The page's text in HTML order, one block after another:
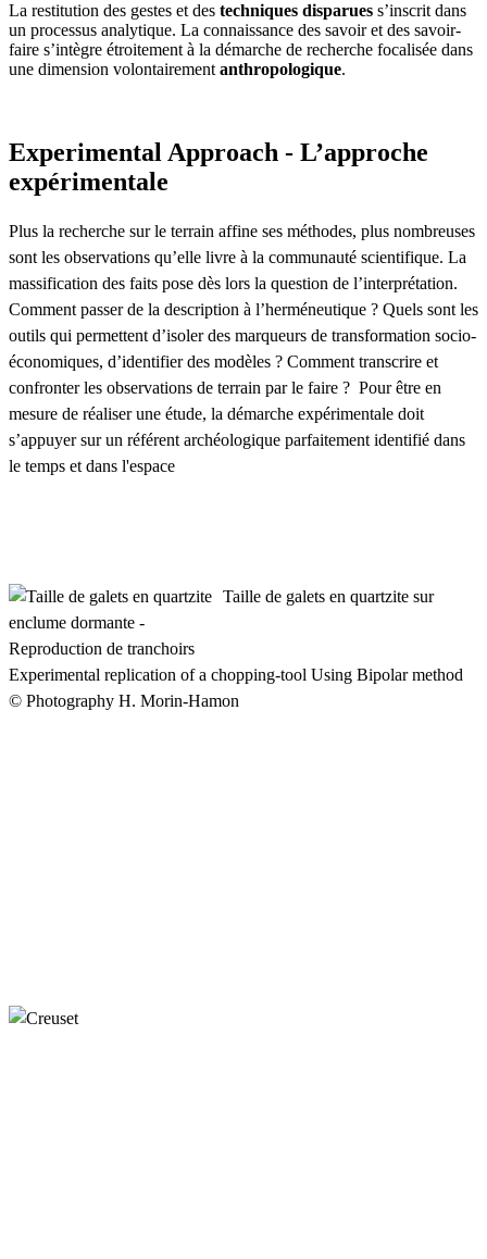
La restitution des gestes et des techniques disparues s’inscrit dans
un processus analytique. La connaissance des savoir et des savoir-
faire s’intègre étroitement à la démarche de recherche focalisée dans
une dimension volontairement anthropologique.
Experimental Approach - L’approche
expérimentale
Plus la recherche sur le terrain affine ses méthodes, plus nombreuses
sont les observations qu’elle livre à la communauté scientifique. La
massification des faits pose dès lors la question de l’interprétation.
Comment passer de la description à l’herméneutique ? Quels sont les
outils qui permettent d’isoler des marqueurs de transformation socio-
économiques, d’identifier des modèles ? Comment transcrire et
confronter les observations de terrain par le faire ? Pour être en
mesure de réaliser une étude, la démarche expérimentale doit
s’appuyer sur un référent archéologique parfaitement identifié dans
le temps et dans l'espace
Taille de galets en quartzite sur
enclume dormante -
Reproduction de tranchoirs
Experimental replication of a chopping-tool Using Bipolar method
© Photography H. Morin-Hamon